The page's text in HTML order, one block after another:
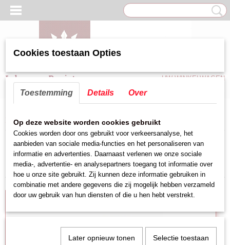
Inloggen Registreren UW WINKELWAGEN
Home>Keuken hulpmiddelen>Snijblad,unit,standaard
Sorteer op:
Cookies toestaan Opties
Toestemming Details Over
Op deze website worden cookies gebruikt
Cookies worden door ons gebruikt voor verkeersanalyse, het
aanbieden van sociale media-functies en het personaliseren van
informatie en advertenties. Daarnaast verlenen we onze sociale
media-, advertentie- en analysepartners toegang tot informatie over
hoe u onze site gebruikt. Zij kunnen deze informatie gebruiken in
combinatie met andere gegevens die zij mogelijk hebben verzameld
door uw gebruik van hun diensten of die u hen hebt verstrekt.
Later opnieuw tonen Selectie toestaan